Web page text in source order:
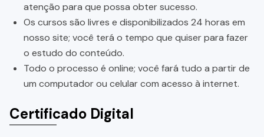
atenção para que possa obter sucesso.
Os cursos são livres e disponibilizados 24 horas em
nosso site; você terá o tempo que quiser para fazer
o estudo do conteúdo.
Todo o processo é online; você fará tudo a partir de
um computador ou celular com acesso à internet.
Certificado Digital